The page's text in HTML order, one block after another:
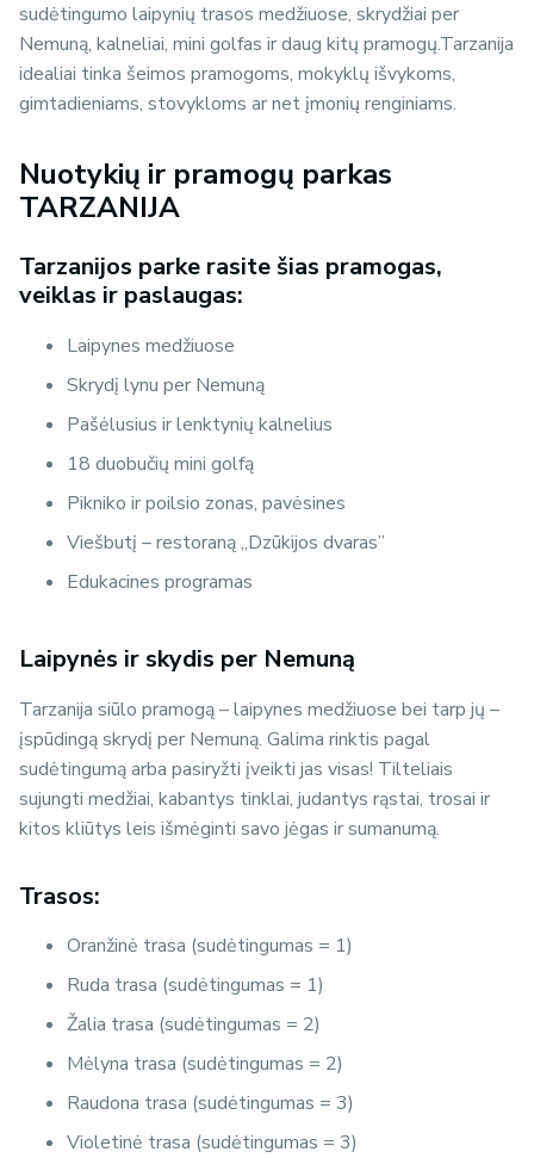
sudėtingumo laipynių trasos medžiuose, skrydžiai per
Nemuną, kalneliai, mini golfas ir daug kitų pramogų.Tarzanija
idealiai tinka šeimos pramogoms, mokyklų išvykoms,
gimtadieniams, stovykloms ar net įmonių renginiams.
Nuotykių ir pramogų parkas
TARZANIJA
Tarzanijos parke rasite šias pramogas,
veiklas ir paslaugas:
Laipynes medžiuose
Skrydį lynu per Nemuną
Pašėlusius ir lenktynių kalnelius
18 duobučių mini golfą
Pikniko ir poilsio zonas, pavėsines
Viešbutį – restoraną „Dzūkijos dvaras”
Edukacines programas
Laipynės ir skydis per Nemuną
Tarzanija siūlo pramogą – laipynes medžiuose bei tarp jų –
įspūdingą skrydį per Nemuną. Galima rinktis pagal
sudėtingumą arba pasiryžti įveikti jas visas! Tilteliais
sujungti medžiai, kabantys tinklai, judantys rąstai, trosai ir
kitos kliūtys leis išmėginti savo jėgas ir sumanumą.
Trasos:
Oranžinė trasa (sudėtingumas = 1)
Ruda trasa (sudėtingumas = 1)
Žalia trasa (sudėtingumas = 2)
Mėlyna trasa (sudėtingumas = 2)
Raudona trasa (sudėtingumas = 3)
Violetinė trasa (sudėtingumas = 3)